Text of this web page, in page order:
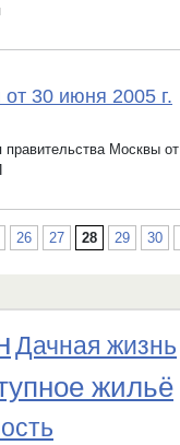
30 июня 2005 г.
Москвы от
26 27 28 29 30
Дачная жизнь
жильё